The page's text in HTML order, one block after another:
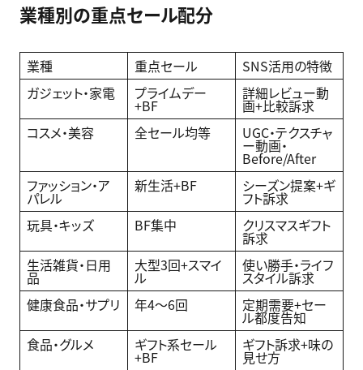
業種別の重点セール配分
業種 重点セール
SNS活用の特徴
ガジェット・家電
プライムデー
+BF
詳細レビュー動
画+比較訴求
コスメ・美容
全セール均等 UGC・テクスチャ
ー動画・
Before/After
ファッション・ア
パレル
新生活+BF シーズン提案+ギ
フト訴求
玩具・キッズ
BF集中 クリスマスギフト
訴求
生活雑貨・日用
品
大型3回+スマイ
ル
使い勝手・ライフ
スタイル訴求
健康食品・サプリ
年4〜6回 定期需要+セー
ル都度告知
食品・グルメ
ギフト系セール
+BF
ギフト訴求+味の
見せ方